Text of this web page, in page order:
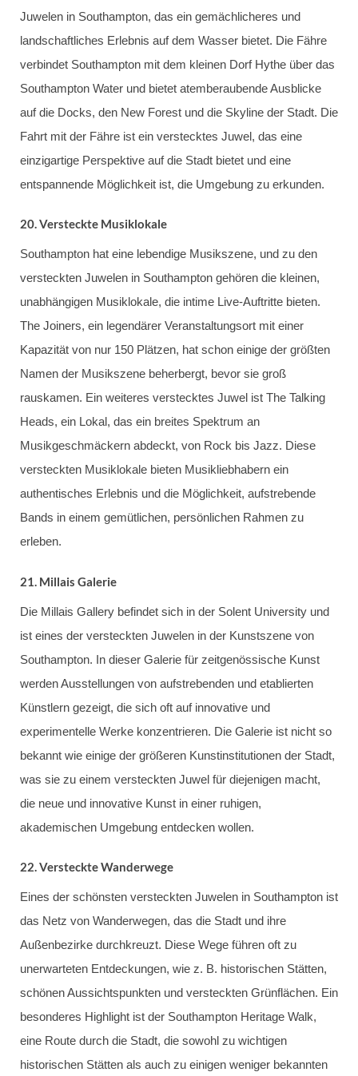
Juwelen in Southampton, das ein gemächlicheres und
landschaftliches Erlebnis auf dem Wasser bietet. Die Fähre
verbindet Southampton mit dem kleinen Dorf Hythe über das
Southampton Water und bietet atemberaubende Ausblicke
auf die Docks, den New Forest und die Skyline der Stadt. Die
Fahrt mit der Fähre ist ein verstecktes Juwel, das eine
einzigartige Perspektive auf die Stadt bietet und eine
entspannende Möglichkeit ist, die Umgebung zu erkunden.
20.Versteckte Musiklokale
Southampton hat eine lebendige Musikszene, und zu den
versteckten Juwelen in Southampton gehören die kleinen,
unabhängigen Musiklokale, die intime Live-Auftritte bieten.
The Joiners, ein legendärer Veranstaltungsort mit einer
Kapazität von nur 150 Plätzen, hat schon einige der größten
Namen der Musikszene beherbergt, bevor sie groß
rauskamen. Ein weiteres verstecktes Juwel ist The Talking
Heads, ein Lokal, das ein breites Spektrum an
Musikgeschmäckern abdeckt, von Rock bis Jazz. Diese
versteckten Musiklokale bieten Musikliebhabern ein
authentisches Erlebnis und die Möglichkeit, aufstrebende
Bands in einem gemütlichen, persönlichen Rahmen zu
erleben.
21. Millais Galerie
Die Millais Gallery befindet sich in der Solent University und
ist eines der versteckten Juwelen in der Kunstszene von
Southampton. In dieser Galerie für zeitgenössische Kunst
werden Ausstellungen von aufstrebenden und etablierten
Künstlern gezeigt, die sich oft auf innovative und
experimentelle Werke konzentrieren. Die Galerie ist nicht so
bekannt wie einige der größeren Kunstinstitutionen der Stadt,
was sie zu einem versteckten Juwel für diejenigen macht,
die neue und innovative Kunst in einer ruhigen,
akademischen Umgebung entdecken wollen.
22.Versteckte Wanderwege
Eines der schönsten versteckten Juwelen in Southampton ist
das Netz von Wanderwegen, das die Stadt und ihre
Außenbezirke durchkreuzt. Diese Wege führen oft zu
unerwarteten Entdeckungen, wie z. B. historischen Stätten,
schönen Aussichtspunkten und versteckten Grünflächen. Ein
besonderes Highlight ist der Southampton Heritage Walk,
eine Route durch die Stadt, die sowohl zu wichtigen
historischen Stätten als auch zu einigen weniger bekannten